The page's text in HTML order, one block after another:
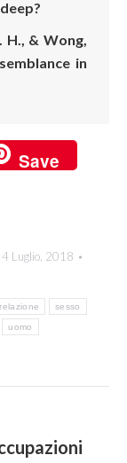
H., & Wong,
in
Save
4 Luglio, 2018
relazione sesso
uomo